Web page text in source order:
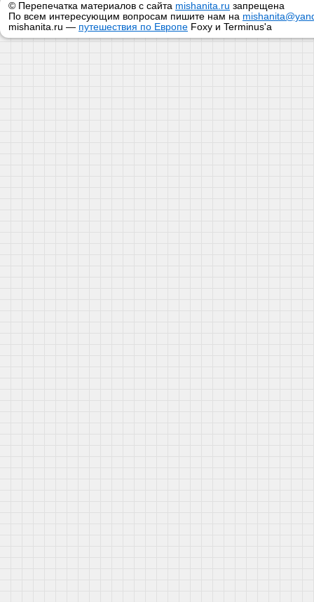
© Перепечатка материалов с сайта mishanita.ru запрещена
По всем интересующим вопросам пишите нам на
mishanita.ru — путешествия по Европе Foxy и Terminus'a